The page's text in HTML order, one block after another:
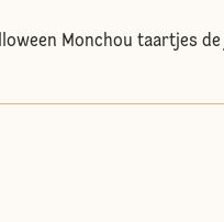
Monchou taartjes